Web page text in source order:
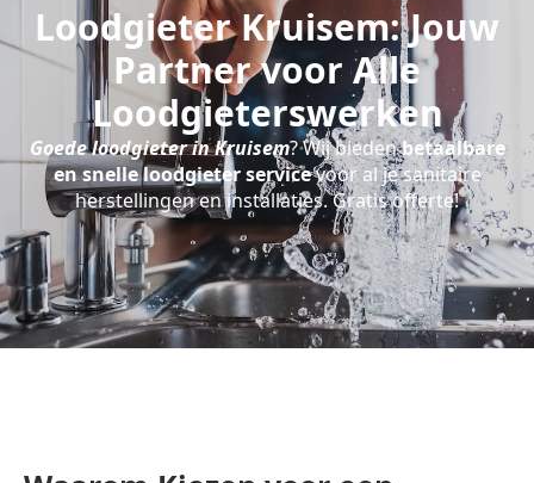
Loodgieter Kruisem: Jouw
Partner voor Alle
Loodgieterswerken
Goede loodgieter in Kruisem? Wij biedenbetaalbare
en snelle loodgieter servicevoor al je sanitaire
herstellingen en installaties. Gratis offerte!